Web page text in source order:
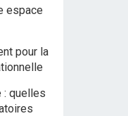
espace
pour la
: quelles